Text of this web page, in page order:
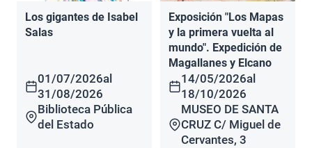
Los gigantes de Isabel
Salas
01/07/2026al
31/08/2026
Biblioteca Pública
del Estado
Exposición "Los Mapas
y la primera vuelta al
mundo". Expedición de
Magallanes y Elcano
14/05/2026al
18/10/2026
MUSEO DE SANTA
CRUZ C/ Miguel de
Cervantes, 3